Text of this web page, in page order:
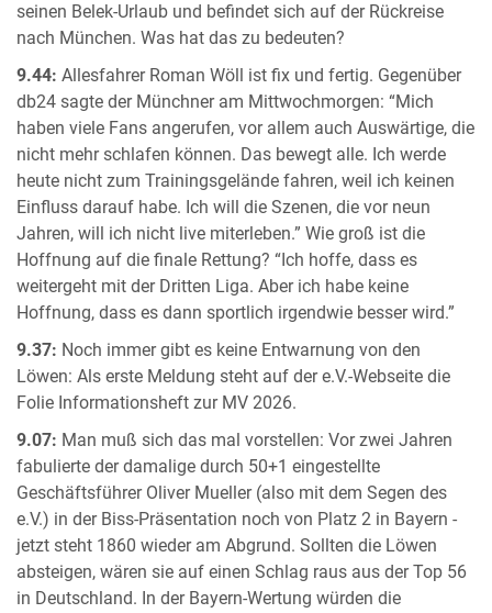
seinen Belek-Urlaub und befindet sich auf der Rückreise
nach München. Was hat das zu bedeuten?
9.44: Allesfahrer Roman Wöll ist fix und fertig. Gegenüber
db24 sagte der Münchner am Mittwochmorgen: “Mich
haben viele Fans angerufen, vor allem auch Auswärtige, die
nicht mehr schlafen können. Das bewegt alle. Ich werde
heute nicht zum Trainingsgelände fahren, weil ich keinen
Einfluss darauf habe. Ich will die Szenen, die vor neun
Jahren, will ich nicht live miterleben.” Wie groß ist die
Hoffnung auf die finale Rettung? “Ich hoffe, dass es
weitergeht mit der Dritten Liga. Aber ich habe keine
Hoffnung, dass es dann sportlich irgendwie besser wird.”
9.37: Noch immer gibt es keine Entwarnung von den
Löwen: Als erste Meldung steht auf der e.V.-Webseite die
Folie Informationsheft zur MV 2026.
9.07: Man muß sich das mal vorstellen: Vor zwei Jahren
fabulierte der damalige durch 50+1 eingestellte
Geschäftsführer Oliver Mueller (also mit dem Segen des
e.V.) in der Biss-Präsentation noch von Platz 2 in Bayern -
jetzt steht 1860 wieder am Abgrund. Sollten die Löwen
absteigen, wären sie auf einen Schlag raus aus der Top 56
in Deutschland. In der Bayern-Wertung würden die